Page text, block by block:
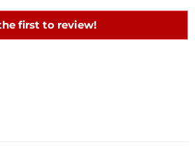
first to review!